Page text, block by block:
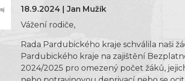
18.9.2024 | Jan Mužík
Vážení rodiče,
Rada Pardubického kraje schválila naši
Pardubického kraje na zajištění
2024/2025 pro omezený počet žáků,